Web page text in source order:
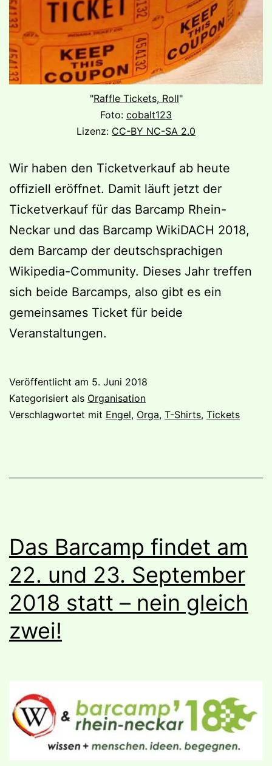
"Raffle Tickets, Roll"
Foto: cobalt123
Lizenz: CC-BY NC-SA 2.0
Wir haben den Ticketverkauf ab heute
offiziell eröffnet. Damit läuft jetzt der
Ticketverkauf für das Barcamp Rhein-
Neckar und das Barcamp WikiDACH 2018,
dem Barcamp der deutschsprachigen
Wikipedia-Community. Dieses Jahr treffen
sich beide Barcamps, also gibt es ein
gemeinsames Ticket für beide
Veranstaltungen.
Veröffentlicht am 5. Juni 2018
Kategorisiert als Organisation
Verschlagwortet mit Engel, Orga, T-Shirts, Tickets
Das Barcamp findet am
22. und 23. September
2018 statt – nein gleich
zwei!